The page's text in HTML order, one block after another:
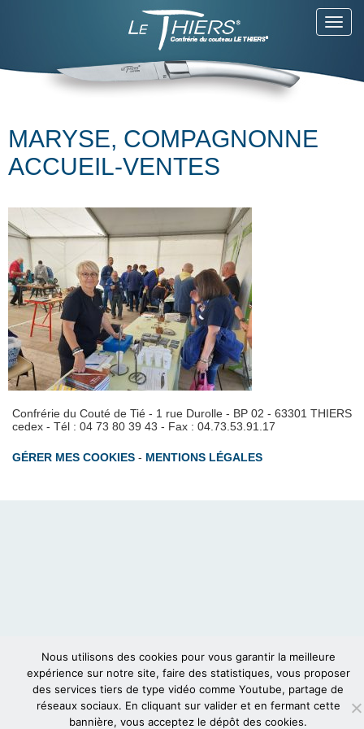
MARYSE, COMPAGNONNE
ACCUEIL-VENTES
Confrérie du Couté de Tié - 1 rue Durolle - BP 02 - 63301 THIERS
cedex - Tél : 04 73 80 39 43 - Fax : 04.73.53.91.17
GÉRER MES COOKIES - MENTIONS LÉGALES
Nous utilisons des cookies pour vous garantir la meilleure
expérience sur notre site, faire des statistiques, vous proposer
des services tiers de type vidéo comme Youtube, partage de
réseaux sociaux. En cliquant sur valider et en fermant cette
bannière, vous acceptez le dépôt des cookies.